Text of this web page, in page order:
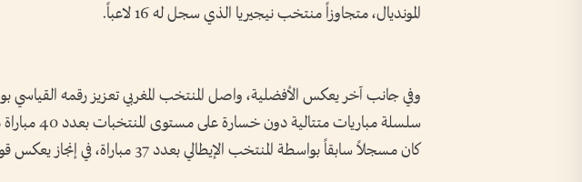
المونديال، متجاوزاً منتخب نيجيريا الذي سجل له 16 لاعباً.
وفي جانب آخر يعكس الأفضلية، واصل المنتخب المغربي تعزيز رقمه
سلسلة مباريات
كان مسجلاً سابقاً بواسطة المنتخب الإيطالي بعدد 37 مباراة، في إنجاز يعكس قوته أمام كل المنتخبات.